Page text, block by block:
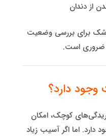
از دندان
برای بررسی وضعیت
ضروری است.
وجود دارد؟
کوچک، امکان
دارد. اما اگر آسیب زیاد